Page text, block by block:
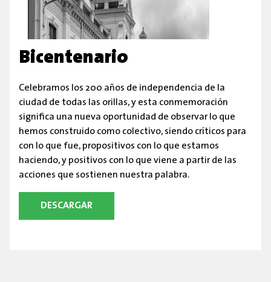
Bicentenario
Celebramos los 200 años de independencia de la
ciudad de todas las orillas, y esta conmemoración
significa una nueva oportunidad de observar lo que
hemos construido como colectivo, siendo críticos para
con lo que fue, propositivos con lo que estamos
haciendo, y positivos con lo que viene a partir de las
acciones que sostienen nuestra palabra.
DESCARGAR